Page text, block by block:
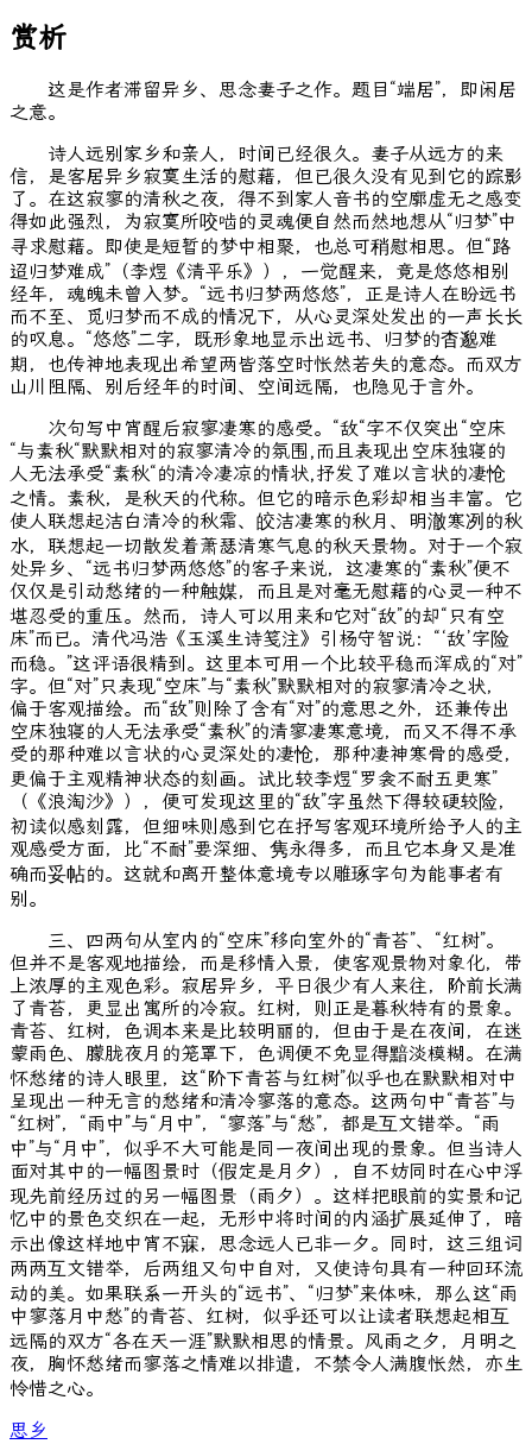
赏析
这是作者滞留异乡、思念妻子之作。题目“端居”，即闲居
之意。
诗人远别家乡和亲人，时间已经很久。妻子从远方的来
信，是客居异乡寂寞生活的慰藉，但已很久没有见到它的踪影
了。在这寂寥的清秋之夜，得不到家人音书的空廓虚无之感变
得如此强烈，为寂寞所咬啮的灵魂便自然而然地想从“归梦”中
寻求慰藉。即使是短暂的梦中相聚，也总可稍慰相思。但“路
迢归梦难成”（李煜《清平乐》），一觉醒来，竟是悠悠相别
经年，魂魄未曾入梦。“远书归梦两悠悠”，正是诗人在盼远书
而不至、觅归梦而不成的情况下，从心灵深处发出的一声长长
的叹息。“悠悠”二字，既形象地显示出远书、归梦的杳邈难
期，也传神地表现出希望两皆落空时怅然若失的意态。而双方
山川阻隔、别后经年的时间、空间远隔，也隐见于言外。
次句写中宵醒后寂寥凄寒的感受。“敌“字不仅突出“空床
“与素秋“默默相对的寂寥清冷的氛围,而且表现出空床独寝的
人无法承受“素秋“的清冷凄凉的情状,抒发了难以言状的凄怆
之情。素秋，是秋天的代称。但它的暗示色彩却相当丰富。它
使人联想起洁白清冷的秋霜、皎洁凄寒的秋月、明澈寒冽的秋
水，联想起一切散发着萧瑟清寒气息的秋天景物。对于一个寂
处异乡、“远书归梦两悠悠”的客子来说，这凄寒的“素秋”便不
仅仅是引动愁绪的一种触媒，而且是对毫无慰藉的心灵一种不
堪忍受的重压。然而，诗人可以用来和它对“敌”的却“只有空
床”而已。清代冯浩《玉溪生诗笺注》引杨守智说：“‘敌’字险
而稳。”这评语很精到。这里本可用一个比较平稳而浑成的“对”
字。但“对”只表现“空床”与“素秋”默默相对的寂寥清冷之状，
偏于客观描绘。而“敌”则除了含有“对”的意思之外，还兼传出
空床独寝的人无法承受“素秋”的清寥凄寒意境，而又不得不承
受的那种难以言状的心灵深处的凄怆，那种凄神寒骨的感受，
更偏于主观精神状态的刻画。试比较李煜“罗衾不耐五更寒”
（《浪淘沙》），便可发现这里的“敌”字虽然下得较硬较险，
初读似感刻露，但细味则感到它在抒写客观环境所给予人的主
观感受方面，比“不耐”要深细、隽永得多，而且它本身又是准
确而妥帖的。这就和离开整体意境专以雕琢字句为能事者有
别。
三、四两句从室内的“空床”移向室外的“青苔”、“红树”。
但并不是客观地描绘，而是移情入景，使客观景物对象化，带
上浓厚的主观色彩。寂居异乡，平日很少有人来往，阶前长满
了青苔，更显出寓所的冷寂。红树，则正是暮秋特有的景象。
青苔、红树，色调本来是比较明丽的，但由于是在夜间，在迷
蒙雨色、朦胧夜月的笼罩下，色调便不免显得黯淡模糊。在满
怀愁绪的诗人眼里，这“阶下青苔与红树”似乎也在默默相对中
呈现出一种无言的愁绪和清冷寥落的意态。这两句中“青苔”与
“红树”，“雨中”与“月中”，“寥落”与“愁”，都是互文错举。“雨
中”与“月中”，似乎不大可能是同一夜间出现的景象。但当诗人
面对其中的一幅图景时（假定是月夕），自不妨同时在心中浮
现先前经历过的另一幅图景（雨夕）。这样把眼前的实景和记
忆中的景色交织在一起，无形中将时间的内涵扩展延伸了，暗
示出像这样地中宵不寐，思念远人已非一夕。同时，这三组词
两两互文错举，后两组又句中自对，又使诗句具有一种回环流
动的美。如果联系一开头的“远书”、“归梦”来体味，那么这“雨
中寥落月中愁”的青苔、红树，似乎还可以让读者联想起相互
远隔的双方“各在天一涯”默默相思的情景。风雨之夕，月明之
夜，胸怀愁绪而寥落之情难以排遣，不禁令人满腹怅然，亦生
怜惜之心。
思乡